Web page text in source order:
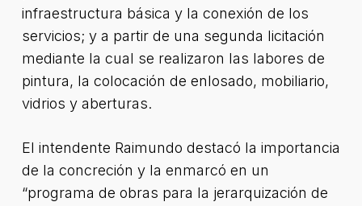
infraestructura básica y la conexión de los
servicios; y a partir de una segunda licitación
mediante la cual se realizaron las labores de
pintura, la colocación de enlosado, mobiliario,
vidrios y aberturas.
El intendente Raimundo destacó la importancia
de la concreción y la enmarcó en un
“programa de obras para la jerarquización de